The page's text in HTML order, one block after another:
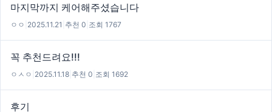
마지막까지 케어해주셨습니다
ㅇㅇ 2025.11.21 추천 0 조회 1767
꼭 추천드려요!!!
ㅇㅅㅇ 2025.11.18 추천 0 조회 1692
후기